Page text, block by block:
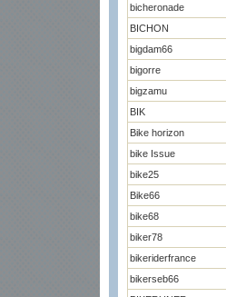
bicheronade
BICHON
bigdam66
bigorre
bigzamu
BIK
Bike horizon
bike Issue
bike25
Bike66
bike68
biker78
bikeriderfrance
bikerseb66